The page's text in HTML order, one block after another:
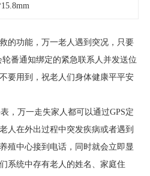
的功能，万一老人遇到突况，只要
番通知绑定的紧急联系人并发送位
要用到，祝老人们身体健康平平安
，万一走失家人都可以通过GPS定
人在外出过程中突发疾病或者遇到
殖中心接到电话，同时就会立即显
系统中存有老人的姓名、家庭住